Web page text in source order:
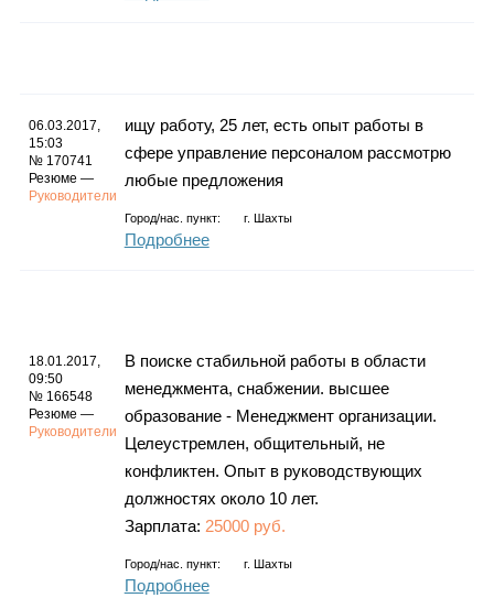
06.03.2017,
15:03
№ 170741
Резюме —
Руководители
ищу работу, 25 лет, есть опыт работы в
сфере управление персоналом рассмотрю
любые предложения
Город/нас. пункт: г. Шахты
Подробнее
18.01.2017,
09:50
№ 166548
Резюме —
Руководители
В поиске стабильной работы в области
менеджмента, снабжении. высшее
образование - Менеджмент организации.
Целеустремлен, общительный, не
конфликтен. Опыт в руководствующих
должностях около 10 лет.
Зарплата: 25000 руб.
Город/нас. пункт: г. Шахты
Подробнее